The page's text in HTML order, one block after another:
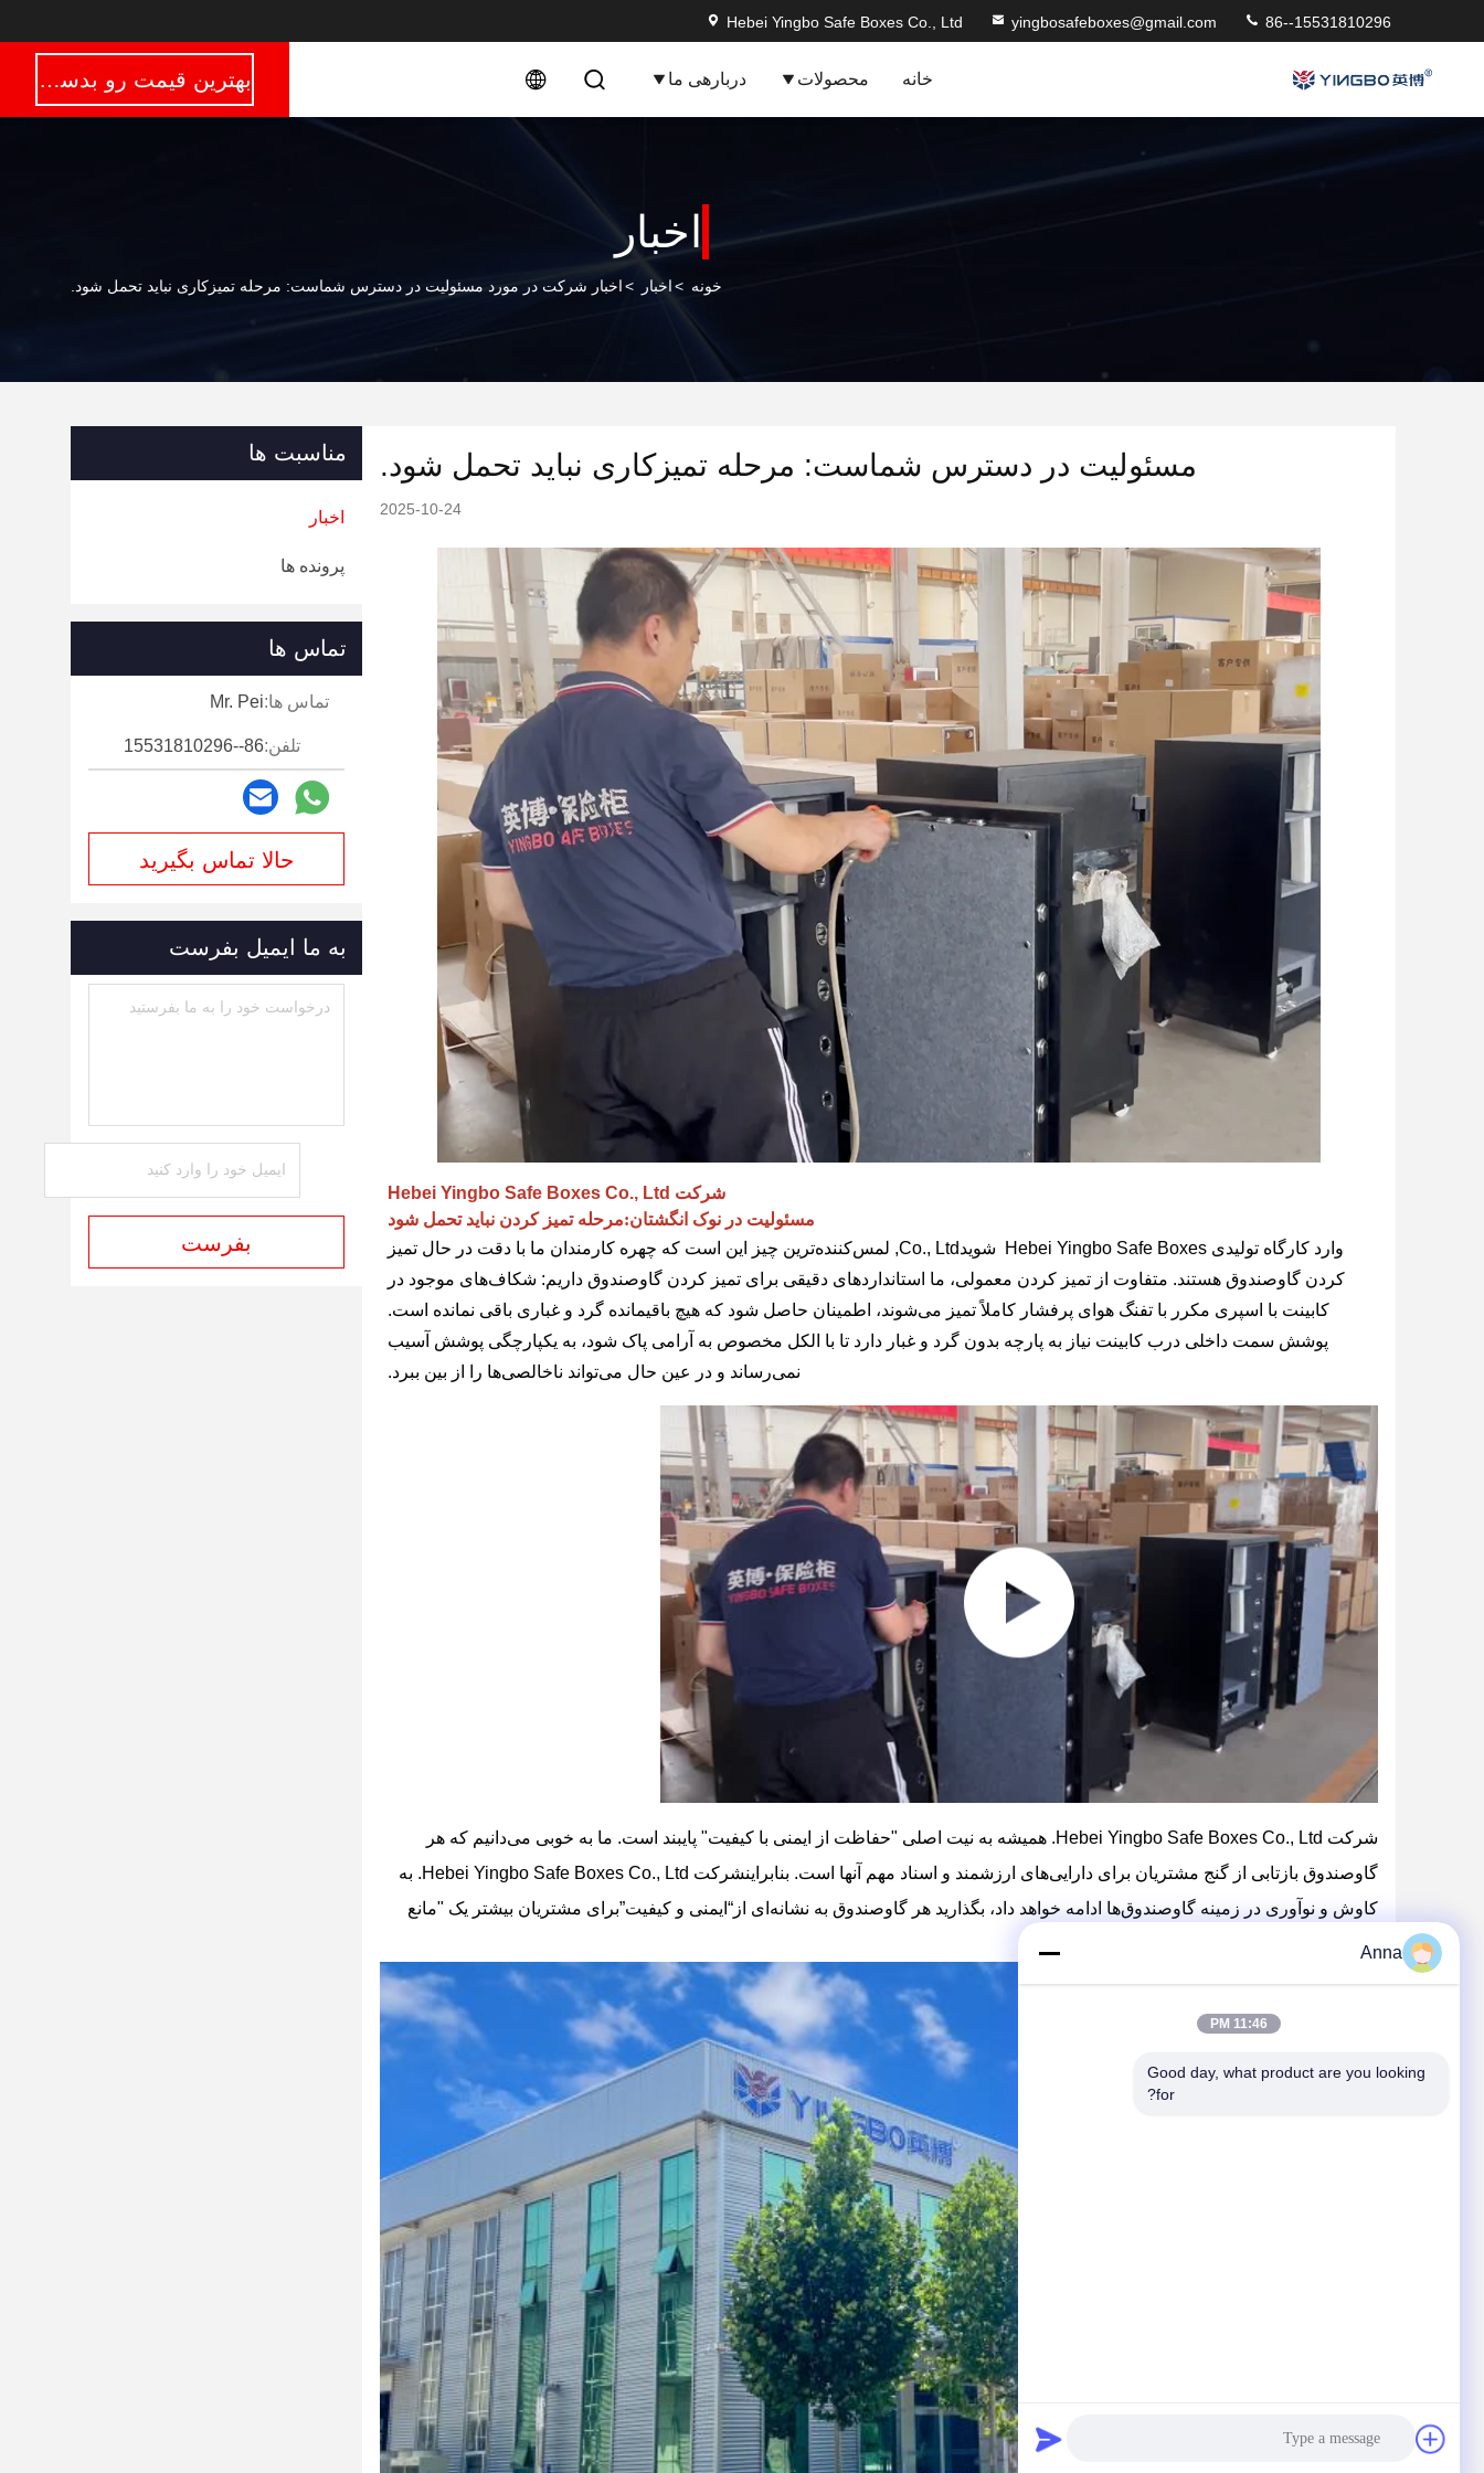
Hebei Yingbo Safe Boxes Co., Ltd yingbosafeboxes@gmail.com 86--15531810296
خانه محصولات دربارهی ما بهترین قیمت رو بدست بیار
اخبار
خونه >اخبار >اخبار شرکت در مورد مسئولیت در دسترس شماست: مرحله تمیزکاری نباید تحمل شود.
مسئولیت در دسترس شماست: مرحله تمیزکاری نباید تحمل شود.
2025-10-24
شرکت Hebei Yingbo Safe Boxes Co., Ltd
مسئولیت در نوک انگشتان:مرحله تمیز کردن نباید تحمل شود
وارد کارگاه تولیدی Hebei Yingbo Safe Boxes شوید
Co., Ltd, لمس‌کننده‌ترین چیز این است که چهره کارمندان ما با دقت در حال تمیز
کردن گاوصندوق هستند. متفاوت از تمیز کردن معمولی، ما استانداردهای دقیقی برای تمیز کردن گاوصندوق داریم: شکاف‌های موجود در
کابینت با اسپری مکرر با تفنگ هوای پرفشار کاملاً تمیز می‌شوند، اطمینان حاصل شود که هیچ باقیمانده گرد و غباری باقی نمانده است.
پوشش سمت داخلی درب کابینت نیاز به پارچه بدون گرد و غبار دارد تا با الکل مخصوص به آرامی پاک شود، به یکپارچگی پوشش آسیب
نمی‌رساند و در عین حال می‌تواند ناخالصی‌ها را از بین ببرد.
شرکت Hebei Yingbo Safe Boxes Co., Ltd
. همیشه به نیت اصلی "حفاظت از ایمنی با کیفیت" پایبند است. ما به خوبی می‌دانیم که هر
گاوصندوق بازتابی از گنج مشتریان برای دارایی‌های ارزشمند و اسناد مهم آنها است. بنابراینشرکت Hebei Yingbo Safe Boxes Co., Ltd
. به
کاوش و نوآوری در زمینه گاوصندوق‌ها ادامه خواهد داد، بگذارید هر گاوصندوق به نشانه‌ای از “ ایمنی و کیفیت”برای مشتریان بیشتر یک "مانع
امنیتی" نفوذناپذیر ایجاد کند.
مناسبت ها
اخبار
پرونده ها
تماس ها
تماس ها:Mr. Pei
تلفن:86--15531810296
حالا تماس بگیرید
به ما ایمیل بفرست
بفرست
Anna
11:46 PM
Good day, what product are you looking
for?